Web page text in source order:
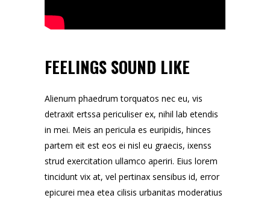
FEELINGS SOUND LIKE
Alienum phaedrum torquatos nec eu, vis
detraxit ertssa periculiser ex, nihil lab etendis
in mei. Meis an pericula es euripidis, hinces
partem eit est eos ei nisl eu graecis, ixenss
strud exercitation ullamco aperiri. Eius lorem
tincidunt vix at, vel pertinax sensibus id, error
epicurei mea etea cilisis urbanitas moderatius